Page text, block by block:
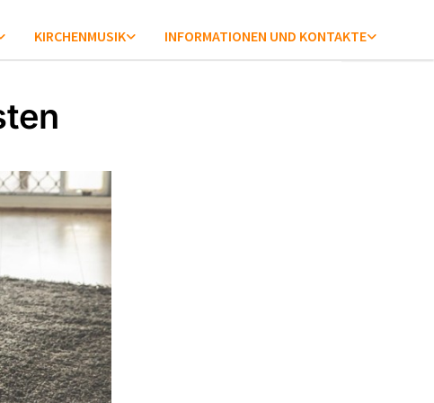
KIRCHENMUSIK INFORMATIONEN UND KONTAKTE